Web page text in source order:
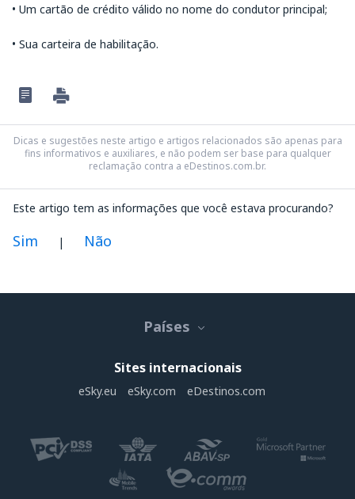
• Um cartão de crédito válido no nome do condutor principal;
• Sua carteira de habilitação.
Dicas e sugestões neste artigo e artigos relacionados são apenas para
fins informativos e auxiliares, e não podem ser base para qualquer
reclamação contra a eDestinos.com.br.
Este artigo tem as informações que você estava procurando?
Sim | Não
Contém informação incorreta
Países
Sites internacionais
eSky.eu eSky.com eDestinos.com